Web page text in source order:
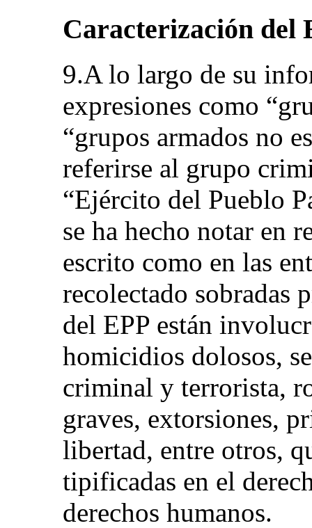
Caracterización del
9.A lo largo de su
expresiones como
“grupos armados no
referirse al grupo
“Ejército del Pueblo
se ha hecho notar en
escrito como en las
recolectado sobradas
del EPP están
homicidios dolosos,
criminal y terrorista,
graves, extorsiones,
libertad, entre otros,
tipificadas en el
derechos humanos.